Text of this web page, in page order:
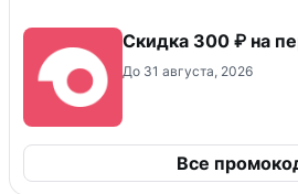
Скидка 300 ₽ на
До 31 августа, 2026
Все